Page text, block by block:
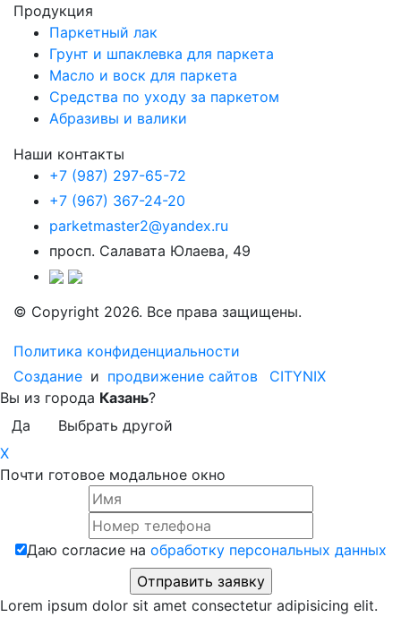
Продукция
Паркетный лак
Грунт и шпаклевка для паркета
Масло и воск для паркета
Средства по уходу за паркетом
Абразивы и валики
Наши контакты
+7 (987) 297-65-72
+7 (967) 367-24-20
parketmaster2@yandex.ru
просп. Салавата Юлаева, 49
© Copyright 2026. Все права защищены.
Политика конфиденциальности
Создание и продвижение сайтов
CITYNIX
Вы из города Казань?
Да
Выбрать другой
X
Почти готовое модальное окно
Даю согласие на обработку персональных данных
Lorem ipsum dolor sit amet consectetur adipisicing elit.